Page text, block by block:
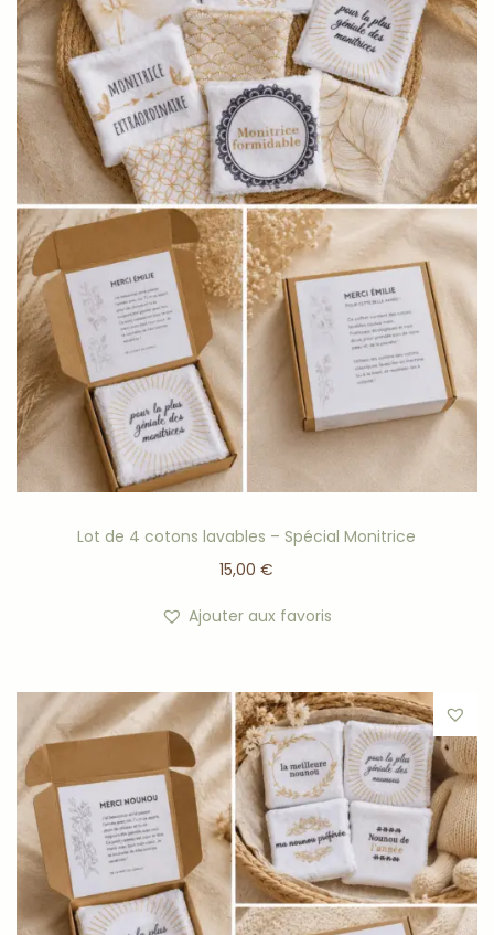
Le lot de cotons lavables ATSEMest le cadeau parfait
pour une fin d’année scolaire, Noël ou juste pour dire
merci avec le cœur
Et si vous voulez en savoir plus sur l’intérêt des cotons
réutilisables, jetez un œil à notre article :Pourquoi adopter
les cotons lavables ?
Lot de 4 cotons lavables – Spécial Monitrice
15,00€
Ajouter aux favoris